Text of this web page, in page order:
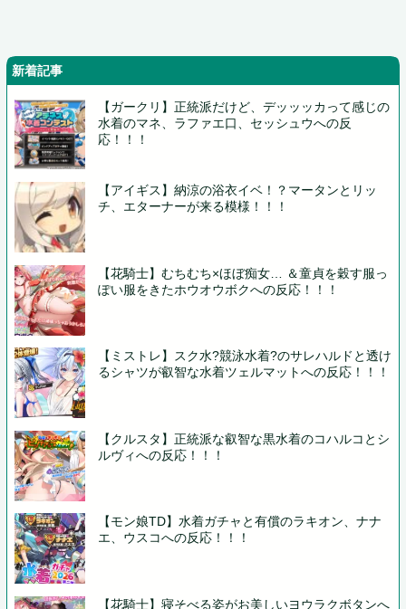
新着記事
【ガークリ】正統派だけど、デッッッカって感じの
水着のマネ、ラファエ口、セッシュウへの反
応！！！
【アイギス】納涼の浴衣イベ！？マータンとリッ
チ、エターナーが来る模様！！！
【花騎士】むちむち×ほぼ痴女… ＆童貞を穀す服っ
ぽい服をきたホウオウボクへの反応！！！
【ミストレ】スク水?競泳水着?のサレハルドと透け
るシャツが叡智な水着ツェルマットへの反応！！！
【クルスタ】正統派な叡智な黒水着のコハルコとシ
ルヴィへの反応！！！
【モン娘TD】水着ガチャと有償のラキオン、ナナ
エ、ウスコへの反応！！！
【花騎士】寝そべる姿がお美しいヨウラクボタンへ